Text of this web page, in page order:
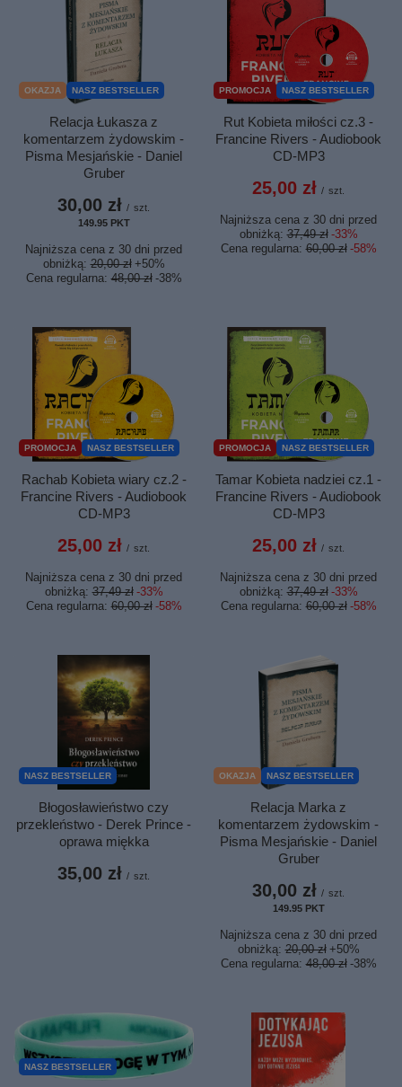
OKAZJA NASZ BESTSELLER
Relacja Łukasza z
komentarzem żydowskim -
Pisma Mesjańskie - Daniel
Gruber
30,00 zł / szt.
149.95PKTpunktów
Najniższa cena z 30 dni przed
obniżką:20,00 zł +50%
Cena regularna:48,00 zł -38%
PROMOCJA NASZ BESTSELLER
Rut Kobieta miłości cz.3 -
Francine Rivers - Audiobook
CD-MP3
25,00 zł / szt.
Najniższa cena z 30 dni przed
obniżką:37,49 zł -33%
Cena regularna:60,00 zł -58%
PROMOCJA NASZ BESTSELLER
Rachab Kobieta wiary cz.2 -
Francine Rivers - Audiobook
CD-MP3
25,00 zł / szt.
Najniższa cena z 30 dni przed
obniżką:37,49 zł -33%
Cena regularna:60,00 zł -58%
PROMOCJA NASZ BESTSELLER
Tamar Kobieta nadziei cz.1 -
Francine Rivers - Audiobook
CD-MP3
25,00 zł / szt.
Najniższa cena z 30 dni przed
obniżką:37,49 zł -33%
Cena regularna:60,00 zł -58%
NASZ BESTSELLER
Błogosławieństwo czy
przekleństwo - Derek Prince -
oprawa miękka
35,00 zł / szt.
OKAZJA NASZ BESTSELLER
Relacja Marka z
komentarzem żydowskim -
Pisma Mesjańskie - Daniel
Gruber
30,00 zł / szt.
149.95PKTpunktów
Najniższa cena z 30 dni przed
obniżką:20,00 zł +50%
Cena regularna:48,00 zł -38%
NASZ BESTSELLER